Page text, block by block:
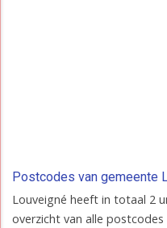
Postcodes van gemeente
Louveigné heeft in totaal 2
overzicht van alle